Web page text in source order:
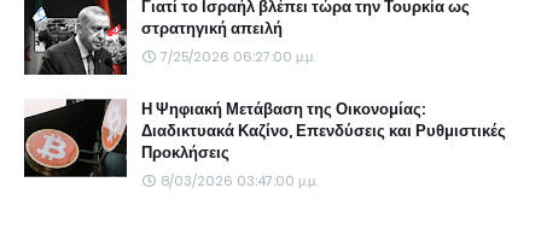
Γιατί το Ισραήλ βλέπει τώρα την Τουρκία ως
στρατηγική απειλή
7/25/2026 06:27:00 μ.μ.
Η Ψηφιακή Μετάβαση της Οικονομίας:
Διαδικτυακά Καζίνο, Επενδύσεις και Ρυθμιστικές
Προκλήσεις
8/03/2026 03:47:00 μ.μ.